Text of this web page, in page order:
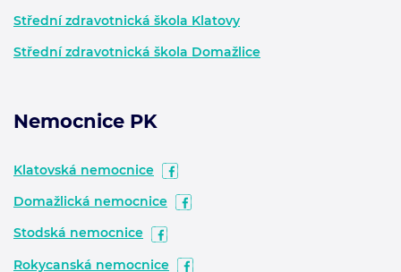
Střední zdravotnická škola Klatovy
Střední zdravotnická škola Domažlice
Nemocnice PK
Klatovská nemocnice
Domažlická nemocnice
Stodská nemocnice
Rokycanská nemocnice